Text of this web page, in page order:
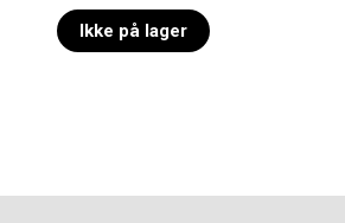
Ikke på lager